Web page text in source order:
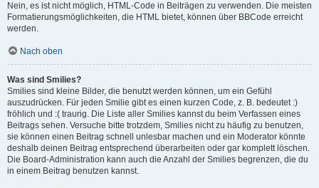
Nein, es ist nicht möglich, HTML-Code in Beiträgen zu verwenden. Die meisten
Formatierungsmöglichkeiten, die HTML bietet, können über BBCode erreicht
werden.
Nach oben
Was sind Smilies?
Smilies sind kleine Bilder, die benutzt werden können, um ein Gefühl
auszudrücken. Für jeden Smilie gibt es einen kurzen Code, z. B. bedeutet :)
fröhlich und :( traurig. Die Liste aller Smilies kannst du beim Verfassen eines
Beitrags sehen. Versuche bitte trotzdem, Smilies nicht zu häufig zu benutzen,
sie können einen Beitrag schnell unlesbar machen und ein Moderator könnte
deshalb deinen Beitrag entsprechend überarbeiten oder gar komplett löschen.
Die Board-Administration kann auch die Anzahl der Smilies begrenzen, die du
in einem Beitrag benutzen kannst.